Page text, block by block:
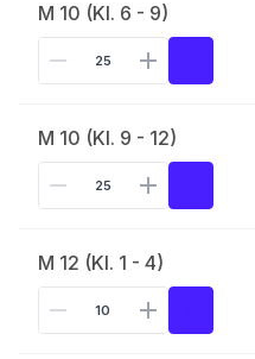
M 10 (Kl. 6 - 9)
M 10 (Kl. 9 - 12)
M 12 (Kl. 1 - 4)